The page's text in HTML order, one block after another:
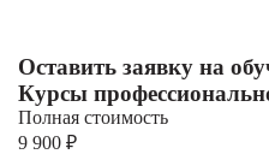
Оставить заявку на
Курсы
Полная стоимость
9 900 ₽